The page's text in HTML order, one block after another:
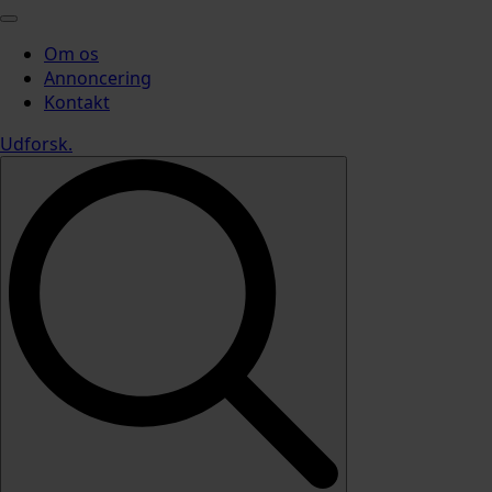
Om os
Annoncering
Kontakt
Udforsk.